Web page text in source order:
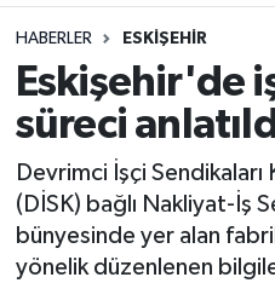
HABERLER ESKIŞEHIR
Eskişehir'de
süreci
Devrimci İşçi
(DİSK) bağlı Nakliyat-İş
bünyesinde yer alan
yönelik düzenlenen
Eğitim
Eskişehir
Eskişehirspor
TFF 3.Lig 4.Grup
Tüm Manşetler
Haber Arşivi